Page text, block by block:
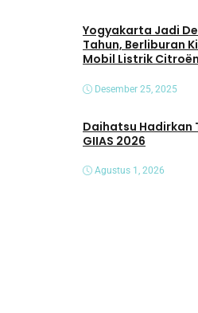
Yogyakarta Jadi
Tahun, Berliburan
Mobil Listrik
Desember 25, 2025
Daihatsu Hadirkan Tiga
GIIAS 2026
Agustus 1, 2026